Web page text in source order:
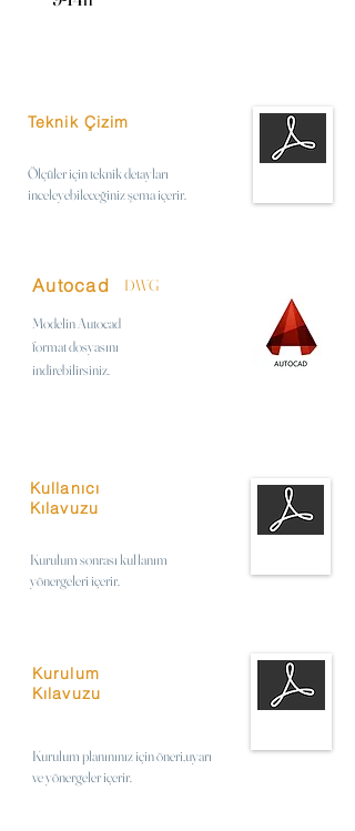
Teknik Çizim
Ölçüler için teknik detayları
inceleyebileceğiniz şema içerir.
Autocad DWG
Modelin Autocad
formatdosyasını
indirebilirsiniz.
Kullanıcı
Kılavuzu
Kurulum sonrası kullanım
yönergeleri içerir.
Kurulum
Kılavuzu
Kurulum planınınız için öneri,uyarı
ve yönergeler içerir.